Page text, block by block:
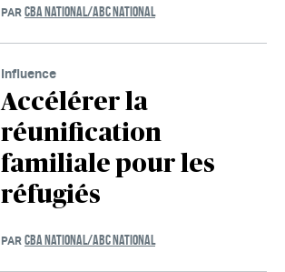
PAR CBA NATIONAL/ABC NATIONAL
Influence
Accélérer la
réunification
familiale pour les
réfugiés
PAR CBA NATIONAL/ABC NATIONAL